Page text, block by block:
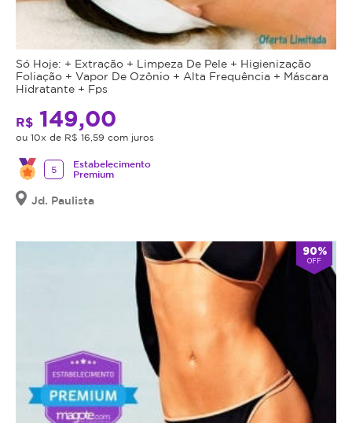
Só Hoje: + Extração + Limpeza De Pele + Higienização
Foliação + Vapor De Ozônio + Alta Frequência + Máscara
Hidratante + Fps
R$ 149,00
ou 10x de R$ 16,59 com juros
5
Estabelecimento
Premium
Jd. Paulista
90%
OFF